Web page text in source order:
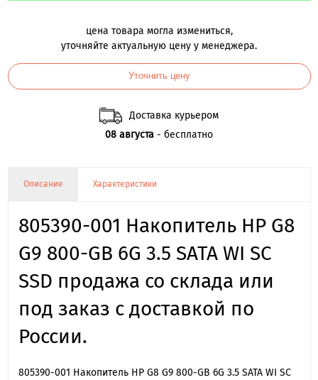
цена товара могла измениться,
уточняйте актуальную цену у менеджера.
Уточнить цену
Доставка курьером
08 августа - бесплатно
Описание Характеристики
805390-001 Накопитель HP G8
G9 800-GB 6G 3.5 SATA WI SC
SSD продажа со склада или
под заказ с доставкой по
России.
805390-001 Накопитель HP G8 G9 800-GB 6G 3.5 SATA WI SC